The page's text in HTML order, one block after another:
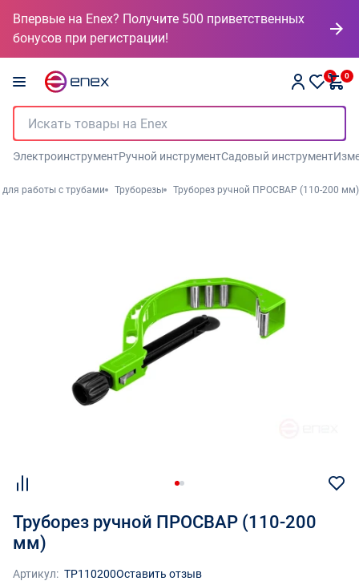
Впервые на Enex? Получите 500 приветственных
бонусов при регистрации!
0 0
ЭлектроинструментРучной инструментСадовый инструмент
работы с трубами Труборезы Труборез ручной ПРОСВАР (110-200 мм)
Труборез ручной ПРОСВАР (110-200
мм)
Артикул: ТР110200Оставить отзыв